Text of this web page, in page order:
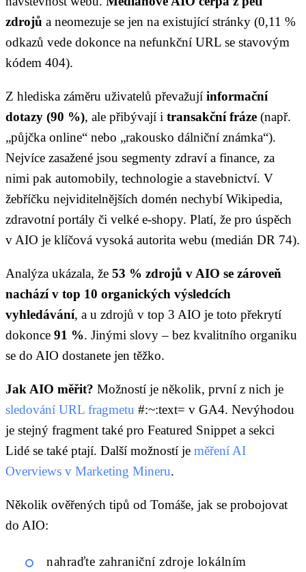
zdrojů a neomezuje se jen na existující stránky (0,11 %
odkazů vede dokonce na nefunkční URL se stavovým
kódem 404).
Z hlediska záměru uživatelů převažují informační
dotazy (90 %), ale přibývají i transakční fráze (např.
„půjčka online“ nebo „rakousko dálniční známka“).
Nejvíce zasažené jsou segmenty zdraví a finance, za
nimi pak automobily, technologie a stavebnictví. V
žebříčku nejviditelnějších domén nechybí Wikipedia,
zdravotní portály či velké e-shopy. Platí, že pro úspěch
v AIO je klíčová vysoká autorita webu (medián DR 74).
Analýza ukázala, že 53 % zdrojů v AIO se zároveň
nachází v top 10 organických výsledcích
vyhledávání, a u zdrojů v top 3 AIO je toto překrytí
dokonce 91 %. Jinými slovy – bez kvalitního organiku
se do AIO dostanete jen těžko.
Jak AIO měřit? Možností je několik, první z nich je
sledování URL fragmetu #:~:text= v GA4. Nevýhodou
je stejný fragment také pro Featured Snippet a sekci
Lidé se také ptají. Další možností je měření AI
Overviews v Marketing Mineru.
Několik ověřených tipů od Tomáše, jak se probojovat
do AIO:
nahraďte zahraniční zdroje lokálním